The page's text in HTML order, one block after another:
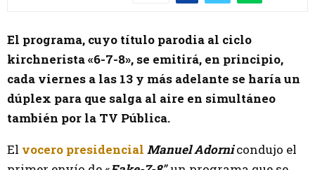
El programa, cuyo título parodia al ciclo
kirchnerista «6-7-8», se emitirá, en principio,
cada viernes a las 13 y más adelante se haría un
dúplex para que salga al aire en simultáneo
también por la TV Pública.
El vocero presidencial Manuel Adornicondujo el